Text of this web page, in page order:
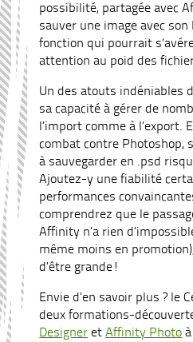
possibilité, partagée avec
sauver une image avec
fonction qui pourrait
attention au poid des
Un des atouts indéniables
sa capacité à gérer de
l’import comme à l’export.
combat contre Photoshop,
à sauvegarder en .psd
Ajoutez-y une fiabilité
performances
comprendrez que le
Affinity n’a rien
même moins en
d’être grande!
Envie d’en savoir plus ? le
deux formations-
Designer et Affinity Photo